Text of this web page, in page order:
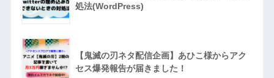
処法(WordPress)
【鬼滅の刃ネタ配信企画】あひこ様からアク
セス爆発報告が届きました！